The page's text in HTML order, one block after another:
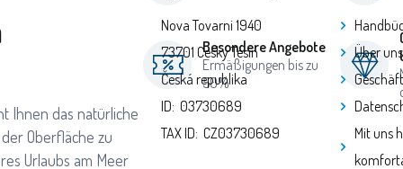
Ihnen das natürliche
Oberfläche zu
Urlaubs am Meer
Besondere Angebote
Ermäßigungen bis zu
50%
Nova Tovarni 1940
73701 Cesky Tesin
Česká republika
ID: 03730689
TAX ID: CZ03730689
Über uns
Mit uns